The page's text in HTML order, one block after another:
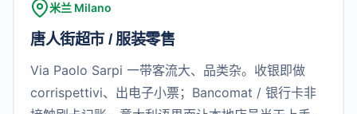
米兰 Milano
唐人街超市 / 服装零售
Via Paolo Sarpi 一带客流大、品类杂。收银即做
corrispettivi、出电子小票；Bancomat / 银行卡非